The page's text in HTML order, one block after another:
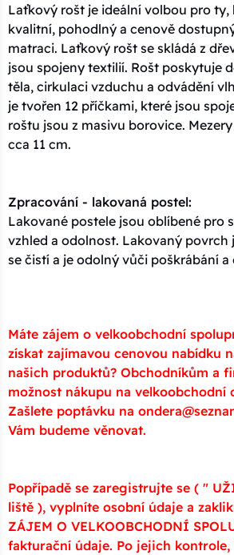
Laťkový rošt je ideální volbou pro ty,
kvalitní, pohodlný a cenově
matraci. Laťkový rošt se skládá z
jsou spojeny textilií. Rošt poskytuje
těla, cirkulaci vzduchu a odvádění
je tvořen 12 příčkami, které jsou
roštu jsou z masivu borovice.
cca 11 cm.
Zpracování - lakovaná postel:
Lakované postele jsou oblíbené pro
vzhled a odolnost. Lakovaný povrch
se čistí a je odolný vůči poškrábání a
Máte zájem o velkoobchodní
získat zajímavou cenovou nabídku
našich produktů? Obchodníkům a
možnost nákupu na velkoobchodní
Zašlete poptávku na
Vám budeme věnovat.
Popřípadě se zaregistrujte se ( "
liště ), vyplníte osobní údaje a
ZÁJEM O VELKOOBCHODNÍ
fakturační údaje. Po jejich kontrole,